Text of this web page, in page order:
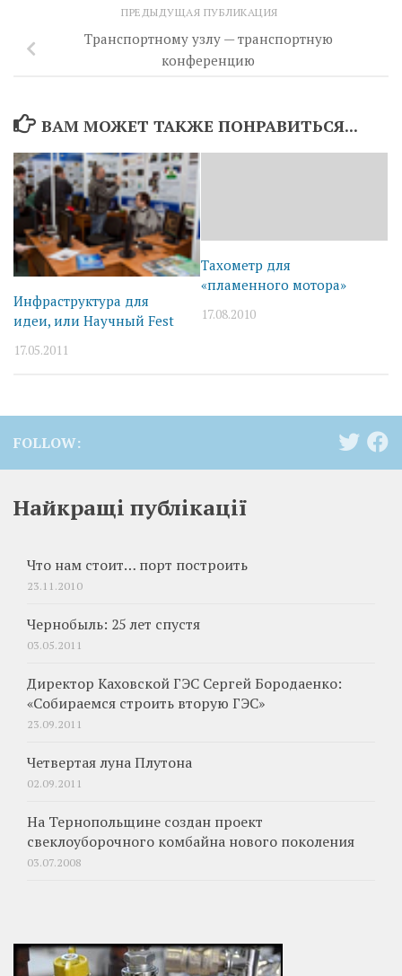
ПРЕДЫДУЩАЯ ПУБЛИКАЦИЯ
Транспортному узлу — транспортную
конференцию
ВАМ МОЖЕТ ТАКЖЕ ПОНРАВИТЬСЯ...
Инфраструктура для
идеи, или Научный Fest
17.05.2011
Тахометр для
«пламенного мотора»
17.08.2010
FOLLOW:
Найкращі публікації
Что нам стоит… порт построить
23.11.2010
Чернобыль: 25 лет спустя
03.05.2011
Директор Каховской ГЭС Сергей Бородаенко:
«Собираемся строить вторую ГЭС»
23.09.2011
Четвертая луна Плутона
02.09.2011
На Тернопольщине создан проект
свеклоуборочного комбайна нового поколения
03.07.2008